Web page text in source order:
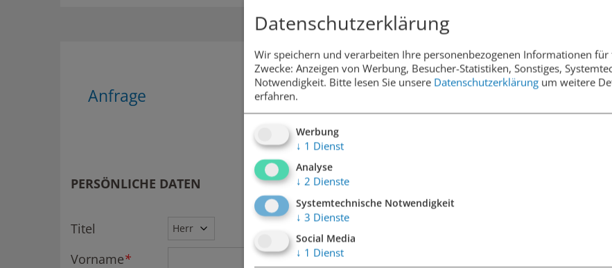
Anfrage
PERSÖNLICHE DATEN
Titel
Vorname*
Datenschutzerklärung
Wir speichern und verarbeiten Ihre personenbezogenen Informationen für
Zwecke: Anzeigen von Werbung, Besucher-Statistiken, Sonstiges,
Notwendigkeit. Bitte lesen Sie unsere Datenschutzerklärung um weitere
erfahren.
Werbung
↓ 1 Dienst
Analyse
↓ 2 Dienste
Systemtechnische Notwendigkeit
↓ 3 Dienste
Social Media
↓ 1 Dienst